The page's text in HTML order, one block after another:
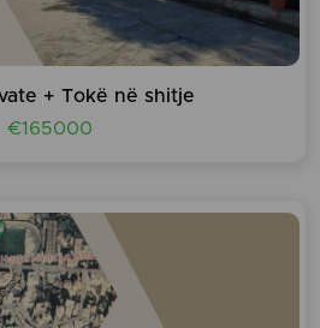
+ Tokë në shitje
€165000